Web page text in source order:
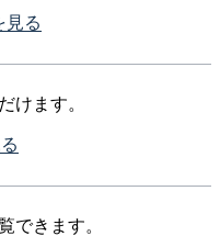
見る
けます。
できます。